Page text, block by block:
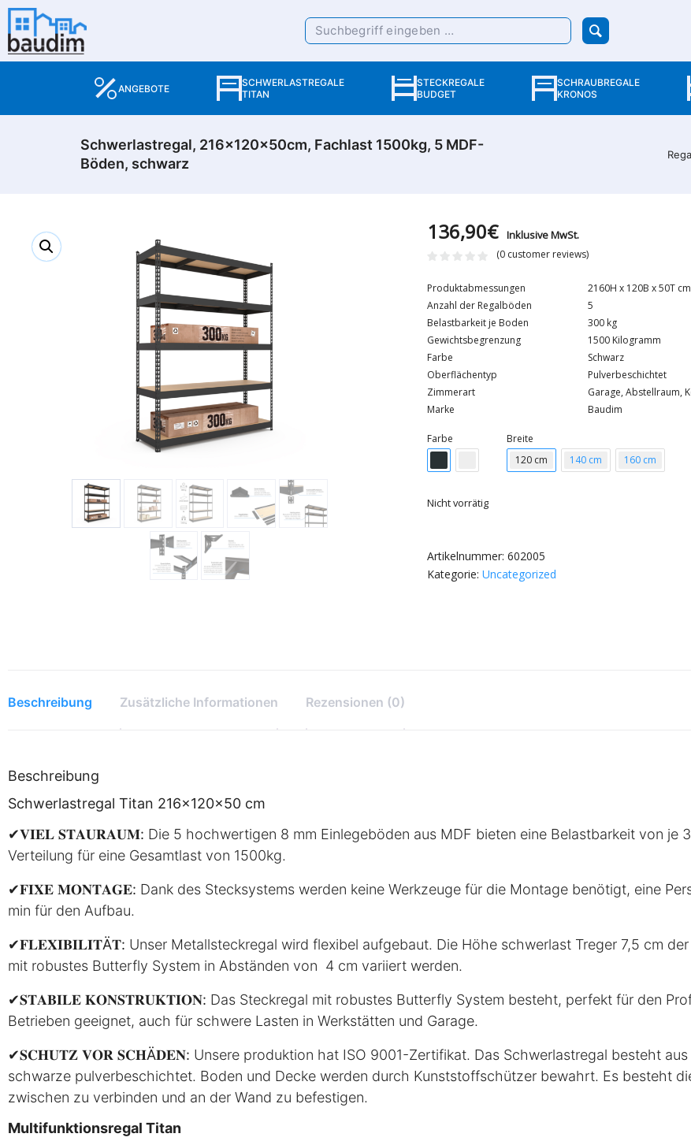
ANGEBOTE
SCHWERLASTREGALE
TITAN
STECKREGALE
BUDGET
SCHRAUBREGALE
KRONOS
Schwerlastregal, 216x120x50cm, Fachlast 1500kg, 5 MDF-
Böden, schwarz
136,90€ Inklusive MwSt.
(0customer reviews)
Produktabmessungen
2160H x 120B x 50T cm
Anzahl der Regalböden
5
Belastbarkeit je Boden
300 kg
Gewichtsbegrenzung
1500 Kilogramm
Farbe
Schwarz
Oberflächentyp
Pulverbeschichtet
Zimmerart
Garage, Abstellraum,
Marke
Baudim
Farbe
Breite
120 cm
140 cm 160 cm
Nicht vorrätig
Artikelnummer: 602005
Kategorie: Uncategorized
Beschreibung Zusätzliche Informationen Rezensionen (0)
Beschreibung
Schwerlastregal Titan 216x120x50 cm
✔𝐕𝐈𝐄𝐋 𝐒𝐓𝐀𝐔𝐑𝐀𝐔𝐌: Die 5 hochwertigen 8 mm Einlegeböden aus MDF bieten eine Belastbarkeit von je
Verteilung für eine Gesamtlast von 1500kg.
✔𝐅𝐈𝐗𝐄 𝐌𝐎𝐍𝐓𝐀𝐆𝐄: Dank des Stecksystems werden keine Werkzeuge für die Montage benötigt, eine
min für den Aufbau.
✔𝐅𝐋𝐄𝐗𝐈𝐁𝐈𝐋𝐈𝐓Ä𝐓: Unser Metallsteckregal wird flexibel aufgebaut. Die Höhe schwerlast Treger 7,5 cm
mit robustes Butterfly System in Abständen von 4 cm variiert werden.
✔𝐒𝐓𝐀𝐁𝐈𝐋𝐄 𝐊𝐎𝐍𝐒𝐓𝐑𝐔𝐊𝐓𝐈𝐎𝐍: Das Steckregal mit robustes Butterfly System besteht, perfekt für den
Betrieben geeignet, auch für schwere Lasten in Werkstätten und Garage.
✔𝐒𝐂𝐇𝐔𝐓𝐙 𝐕𝐎𝐑 𝐒𝐂𝐇Ä𝐃𝐄𝐍: Unsere produktion hat ISO 9001-Zertifikat. Das Schwerlastregal besteht
schwarze pulverbeschichtet. Boden und Decke werden durch Kunststoffschützer bewahrt. Es besteht
zwischen zu verbinden und an der Wand zu befestigen.
Multifunktionsregal Titan